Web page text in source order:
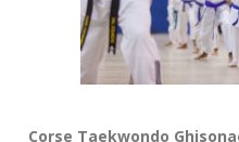
Corse Taekwondo